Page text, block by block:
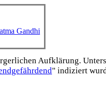
Gandhi
Aufklärung.
" indiziert